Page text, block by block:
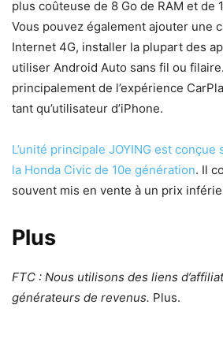
plus coûteuse de 8 Go de RAM et de
Vous pouvez également ajouter une
Internet 4G, installer la plupart des
utiliser Android Auto sans fil ou
principalement de l’expérience
tant qu’utilisateur d’iPhone.
L’unité principale JOYING est
la Honda Civic de 10e génération. Il
souvent mis en vente à un prix
Plus
FTC : Nous utilisons des liens
générateurs de revenus. Plus.